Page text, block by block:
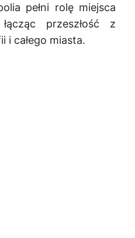
pełni rolę miejsca
przeszłość z
i całego miasta.